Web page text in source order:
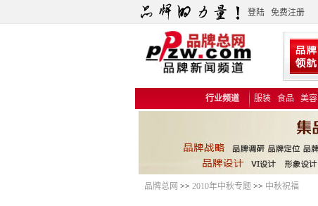
登陆 免费注册
行业频道 服装 食品 美容
品牌总网 >> 2010年中秋专题 >> 中秋祝福